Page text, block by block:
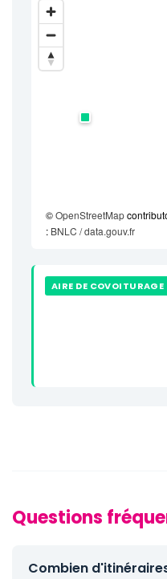
©OpenStreetMap
: BNLC / data.gouv.fr
AIRE DE COVOITURAGE
Questions
Combien